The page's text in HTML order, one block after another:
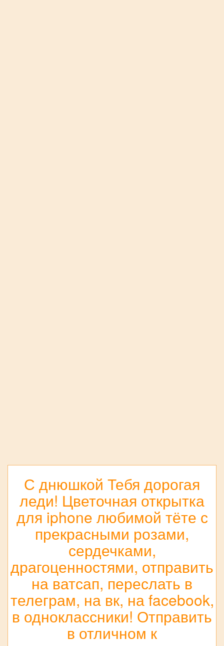
С днюшкой Тебя дорогая
леди! Цветочная открытка
для iphone любимой тёте с
прекрасными розами,
сердечками,
драгоценностями, отправить
на ватсап, переслать в
телеграм, на вк, на facebook,
в одноклассники! Отправить
в отличном к